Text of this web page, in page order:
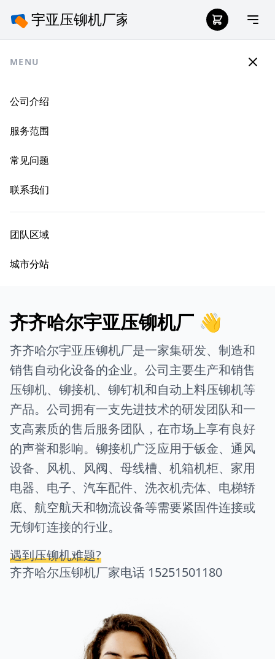
MENU
公司介绍
服务范围
常见问题
联系我们
团队区域
城市分站
齐齐哈尔宇亚压铆机厂 👋
齐齐哈尔宇亚压铆机厂是一家集研发、制造和
销售自动化设备的企业。公司主要生产和销售
压铆机、铆接机、铆钉机和自动上料压铆机等
产品。公司拥有一支先进技术的研发团队和一
支高素质的售后服务团队，在市场上享有良好
的声誉和影响。铆接机广泛应用于钣金、通风
设备、风机、风阀、母线槽、机箱机柜、家用
电器、电子、汽车配件、洗衣机壳体、电梯轿
底、航空航天和物流设备等需要紧固件连接或
无铆钉连接的行业。
遇到压铆机难题?
齐齐哈尔压铆机厂家电话 15251501180